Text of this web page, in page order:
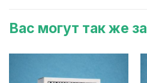
Вас могут так же